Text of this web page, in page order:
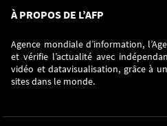
À PROPOS DE L’AFP
Agence mondiale d’information,
et vérifie l’actualité avec
vidéo et datavisualisation, grâce à
sites dans le monde.